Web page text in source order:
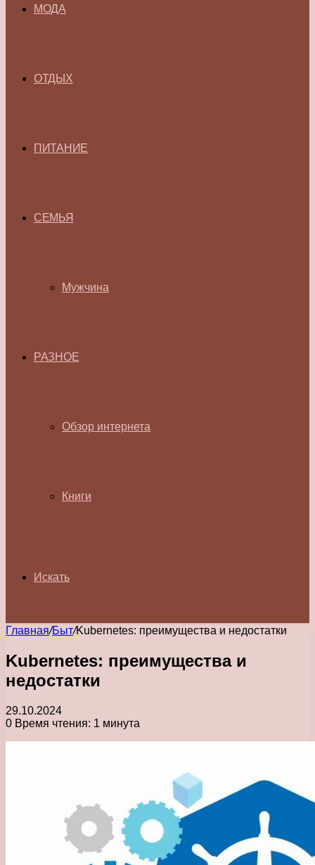
МОДА
ОТДЫХ
ПИТАНИЕ
СЕМЬЯ
Мужчина
РАЗНОЕ
Обзор интернета
Книги
Искать
Главная/Быт/Kubernetes: преимущества и недостатки
Kubernetes: преимущества и
недостатки
29.10.2024
0 Время чтения: 1 минута